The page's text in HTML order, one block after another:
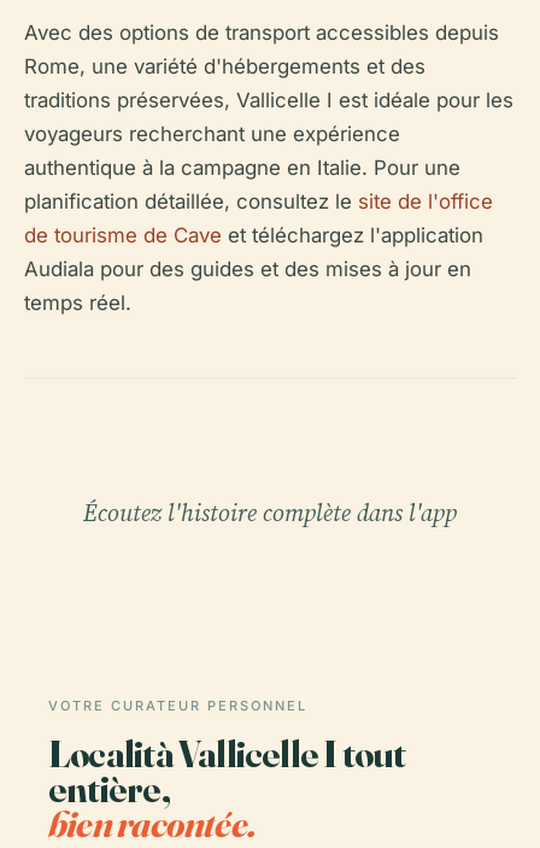
Avec des options de transport accessibles depuis
Rome, une variété d'hébergements et des
traditions préservées, Vallicelle I est idéale pour les
voyageurs recherchant une expérience
authentique à la campagne en Italie. Pour une
planification détaillée, consultez le site de l'office
de tourisme de Cave et téléchargez l'application
Audiala pour des guides et des mises à jour en
temps réel.
Écoutez l'histoire complète dans l'app
VOTRE CURATEUR PERSONNEL
Località Vallicelle I tout
entière,
bien racontée.